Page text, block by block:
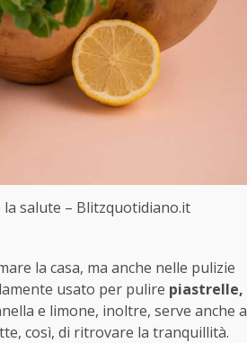
la salute – Blitzquotidiano.it
la casa, ma anche nelle pulizie
usato per pulire piastrelle,
e limone, inoltre, serve anche a
così, di ritrovare la tranquillità.